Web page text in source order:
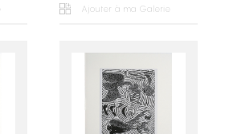
Ajouter à ma Galerie